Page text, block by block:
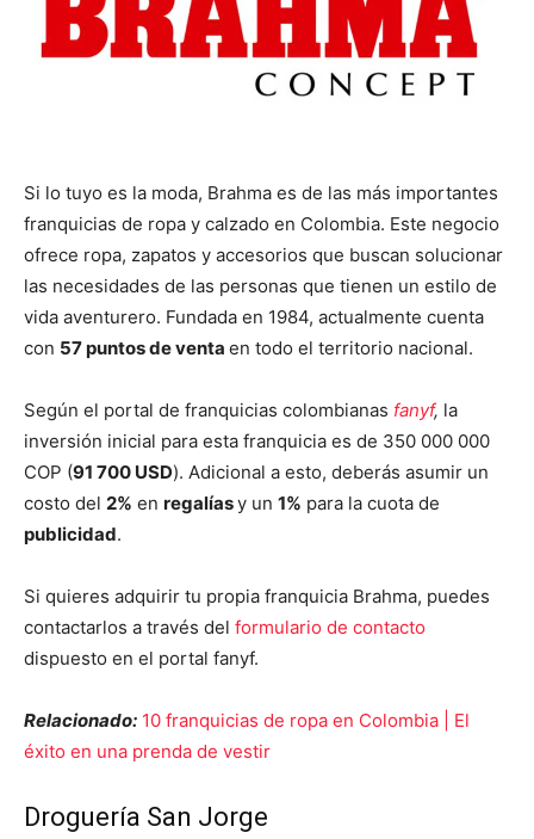
Si lo tuyo es la moda, Brahma es de las más importantes
franquicias de ropa y calzado en Colombia. Este negocio
ofrece ropa, zapatos y accesorios que buscan solucionar
las necesidades de las personas que tienen un estilo de
vida aventurero. Fundada en 1984, actualmente cuenta
con 57 puntos de venta en todo el territorio nacional.
Según el portal de franquicias colombianas fanyf, la
inversión inicial para esta franquicia es de 350 000 000
COP (91 700 USD). Adicional a esto, deberás asumir un
costo del 2% en regalíasy un 1% para la cuota de
publicidad.
Si quieres adquirir tu propia franquicia Brahma, puedes
contactarlos a través del formulario de contacto
dispuesto en el portal fanyf.
Relacionado: 10 franquicias de ropa en Colombia | El
éxito en una prenda de vestir
Droguería San Jorge